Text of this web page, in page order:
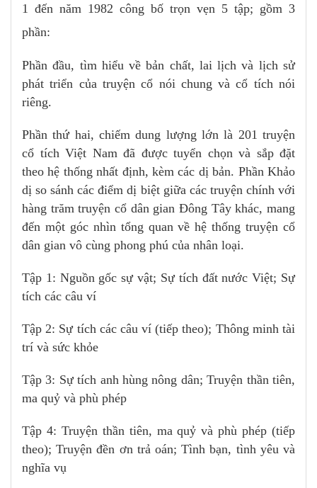
1 đến năm 1982 công bố trọn vẹn 5 tập; gồm 3
phần:
Phần đầu, tìm hiểu về bản chất, lai lịch và lịch sử
phát triển của truyện cổ nói chung và cổ tích nói
riêng.
Phần thứ hai, chiếm dung lượng lớn là 201 truyện
cổ tích Việt Nam đã được tuyển chọn và sắp đặt
theo hệ thống nhất định, kèm các dị bản. Phần Khảo
dị so sánh các điểm dị biệt giữa các truyện chính với
hàng trăm truyện cổ dân gian Đông Tây khác, mang
đến một góc nhìn tổng quan về hệ thống truyện cổ
dân gian vô cùng phong phú của nhân loại.
Tập 1: Nguồn gốc sự vật; Sự tích đất nước Việt; Sự
tích các câu ví
Tập 2: Sự tích các câu ví (tiếp theo); Thông minh tài
trí và sức khỏe
Tập 3: Sự tích anh hùng nông dân; Truyện thần tiên,
ma quỷ và phù phép
Tập 4: Truyện thần tiên, ma quỷ và phù phép (tiếp
theo); Truyện đền ơn trả oán; Tình bạn, tình yêu và
nghĩa vụ